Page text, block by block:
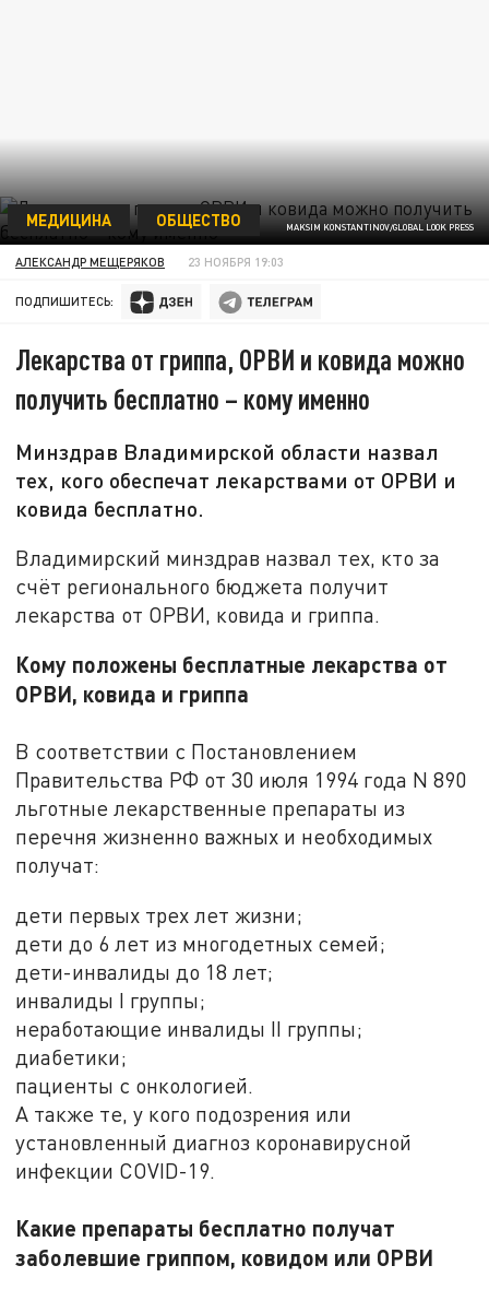
MAKSIM KONSTANTINOV/GLOBAL LOOK PRESS
МЕДИЦИНА ОБЩЕСТВО
АЛЕКСАНДР МЕЩЕРЯКОВ 23 НОЯБРЯ 19:03
ПОДПИШИТЕСЬ:
Лекарства от гриппа, ОРВИ и ковида можно
получить бесплатно – кому именно
Минздрав Владимирской области назвал
тех, кого обеспечат лекарствами от ОРВИ и
ковида бесплатно.
Владимирский минздрав назвал тех, кто за
счёт регионального бюджета получит
лекарства от ОРВИ, ковида и гриппа.
Кому положены бесплатные лекарства от
ОРВИ, ковида и гриппа
В соответствии с Постановлением
Правительства РФ от 30 июля 1994 года N 890
льготные лекарственные препараты из
перечня жизненно важных и необходимых
получат:
дети первых трех лет жизни;
дети до 6 лет из многодетных семей;
дети-инвалиды до 18 лет;
инвалиды I группы;
неработающие инвалиды II группы;
диабетики;
пациенты с онкологией.
А также те, у кого подозрения или
установленный диагноз коронавирусной
инфекции COVID-19.
Какие препараты бесплатно получат
заболевшие гриппом, ковидом или ОРВИ